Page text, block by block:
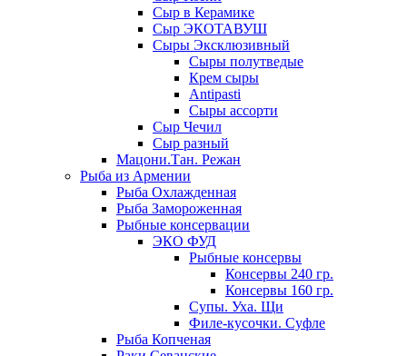
Сыр в Керамике
Сыр ЭКОТАВУШ
Сыры Эксклюзивный
Сыры полутведые
Крем сыры
Antipasti
Сыры ассорти
Сыр Чечил
Сыр разный
Мацони.Тан. Режан
Рыба из Армении
Рыба Охлажденная
Рыба Замороженная
Рыбные консервации
ЭКО ФУД
Рыбные консервы
Консервы 240 гр.
Консервы 160 гр.
Супы. Уха. Щи
Филе-кусочки. Суфле
Рыба Копченая